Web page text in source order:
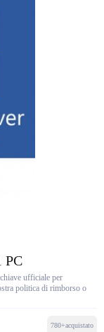
PC
ufficiale per
politica di rimborso o
780+acquistato